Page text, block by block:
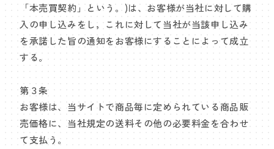
「本売買契約」という。)は、お客様が当社に対して購
入の申し込みをし，これに対して当社が当該申し込み
を承諾した旨の通知をお客様にすることによって成立
する。
第３条
お客様は、当サイトで商品毎に定められている商品販
売価格に、当社規定の送料その他の必要料金を合わせ
て支払う。